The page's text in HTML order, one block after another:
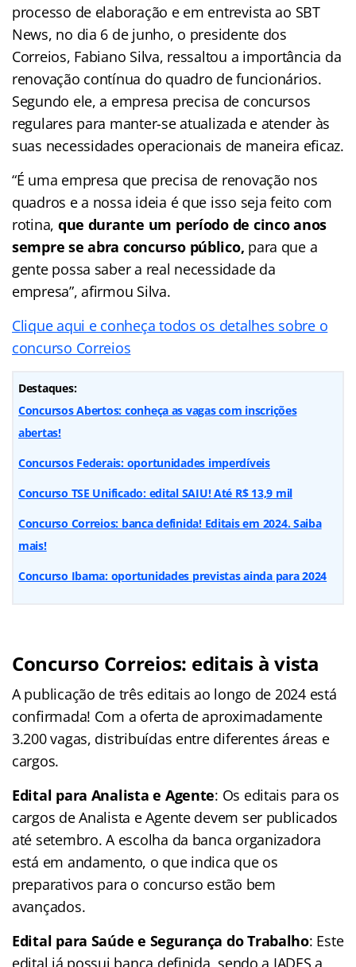
processo de elaboração e em entrevista ao SBT
News, no dia 6 de junho, o presidente dos
Correios, Fabiano Silva, ressaltou a importância da
renovação contínua do quadro de funcionários.
Segundo ele, a empresa precisa de concursos
regulares para manter-se atualizada e atender às
suas necessidades operacionais de maneira eficaz.
“É uma empresa que precisa de renovação nos
quadros e a nossa ideia é que isso seja feito com
rotina, que durante um período de cinco anos
sempre se abra concurso público, para que a
gente possa saber a real necessidade da
empresa”, afirmou Silva.
Clique aqui e conheça todos os detalhes sobre o
concurso Correios
Destaques:
Concursos Abertos: conheça as vagas com inscrições
abertas!
Concursos Federais: oportunidades imperdíveis
Concurso TSE Unificado: edital SAIU! Até R$ 13,9 mil
Concurso Correios: banca definida! Editais em 2024. Saiba
mais!
Concurso Ibama: oportunidades previstas ainda para 2024
Concurso Correios: editais à vista
A publicação de três editais ao longo de 2024 está
confirmada! Com a oferta de aproximadamente
3.200 vagas, distribuídas entre diferentes áreas e
cargos.
Edital para Analista e Agente: Os editais para os
cargos de Analista e Agente devem ser publicados
até setembro. A escolha da banca organizadora
está em andamento, o que indica que os
preparativos para o concurso estão bem
avançados.
Edital para Saúde e Segurança do Trabalho: Este
edital já possui banca definida, sendo a IADES a